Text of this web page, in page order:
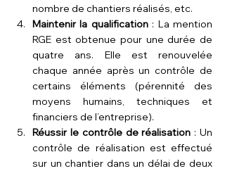
nombre de chantiers réalisés, etc.
Maintenir la qualification : La mention
RGE est obtenue pour une durée de
quatre ans. Elle est renouvelée
chaque année après un contrôle de
certains éléments (pérennité des
moyens humains, techniques et
financiers de l’entreprise).
Réussir le contrôle de réalisation : Un
contrôle de réalisation est effectué
sur un chantier dans un délai de deux